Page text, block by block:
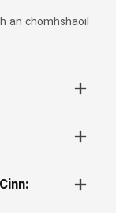
an chomhshaoil